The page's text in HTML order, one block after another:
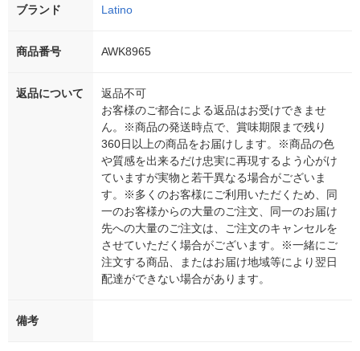
ブランド Latino
商品番号 AWK8965
返品について
返品不可
お客様のご都合による返品はお受けできませ
ん。※商品の発送時点で、賞味期限まで残り
360日以上の商品をお届けします。※商品の色
や質感を出来るだけ忠実に再現するよう心がけ
ていますが実物と若干異なる場合がございま
す。※多くのお客様にご利用いただくため、同
一のお客様からの大量のご注文、同一のお届け
先への大量のご注文は、ご注文のキャンセルを
させていただく場合がございます。※一緒にご
注文する商品、またはお届け地域等により翌日
配達ができない場合があります。
備考